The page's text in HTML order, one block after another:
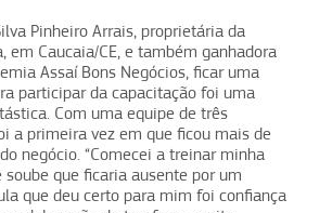
Pinheiro Arrais, proprietária da
em Caucaia/CE, e também ganhadora
Assaí Bons Negócios, ficar uma
participar da capacitação foi uma
Com uma equipe de três
a primeira vez em que ficou mais de
negócio. “Comecei a treinar minha
soube que ficaria ausente por um
que deu certo para mim foi confiança